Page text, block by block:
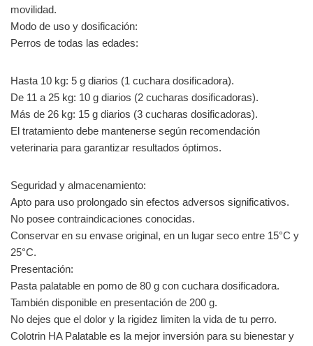
movilidad.
Modo de uso y dosificación:
Perros de todas las edades:
Hasta 10 kg: 5 g diarios (1 cuchara dosificadora).
De 11 a 25 kg: 10 g diarios (2 cucharas dosificadoras).
Más de 26 kg: 15 g diarios (3 cucharas dosificadoras).
El tratamiento debe mantenerse según recomendación
veterinaria para garantizar resultados óptimos.
Seguridad y almacenamiento:
Apto para uso prolongado sin efectos adversos significativos.
No posee contraindicaciones conocidas.
Conservar en su envase original, en un lugar seco entre 15°C y
25°C.
Presentación:
Pasta palatable en pomo de 80 g con cuchara dosificadora.
También disponible en presentación de 200 g.
No dejes que el dolor y la rigidez limiten la vida de tu perro.
Colotrin HA Palatable es la mejor inversión para su bienestar y